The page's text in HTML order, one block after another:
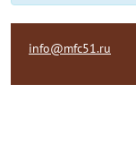
info@mfc51.ru